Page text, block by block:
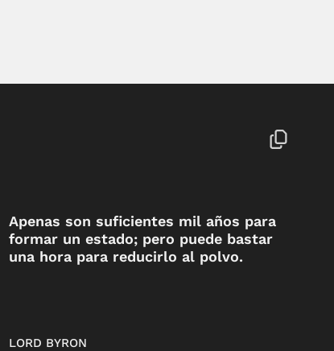
Apenas son suficientes mil años para
formar un estado; pero puede bastar
una hora para reducirlo al polvo.
LORD BYRON